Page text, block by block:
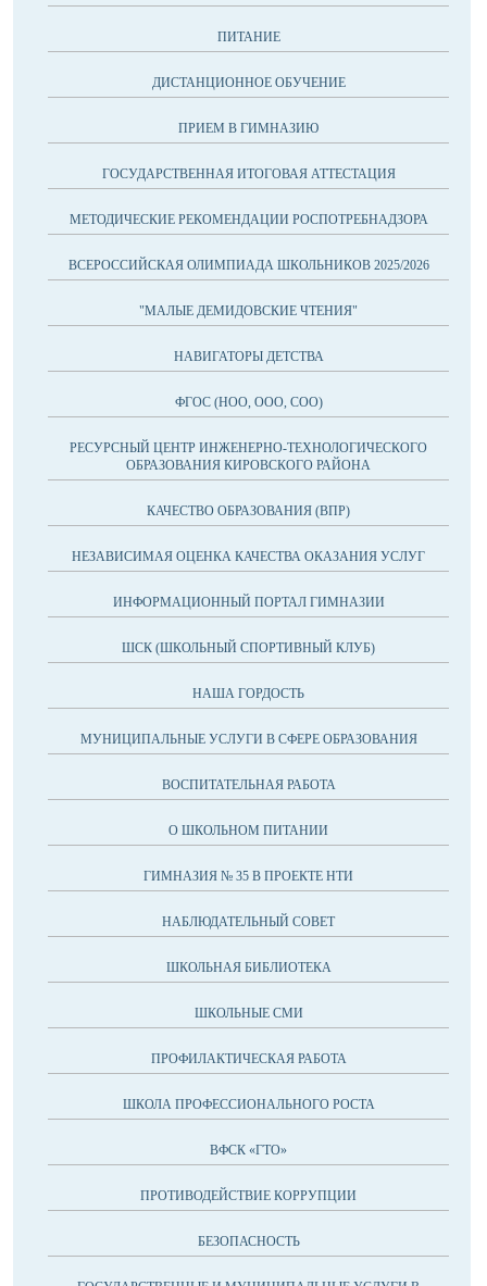
ПИТАНИЕ
ДИСТАНЦИОННОЕ ОБУЧЕНИЕ
ПРИЕМ В ГИМНАЗИЮ
ГОСУДАРСТВЕННАЯ ИТОГОВАЯ АТТЕСТАЦИЯ
МЕТОДИЧЕСКИЕ РЕКОМЕНДАЦИИ РОСПОТРЕБНАДЗОРА
ВСЕРОССИЙСКАЯ ОЛИМПИАДА ШКОЛЬНИКОВ 2025/2026
"МАЛЫЕ ДЕМИДОВСКИЕ ЧТЕНИЯ"
НАВИГАТОРЫ ДЕТСТВА
ФГОС (НОО, ООО, СОО)
РЕСУРСНЫЙ ЦЕНТР ИНЖЕНЕРНО-ТЕХНОЛОГИЧЕСКОГО
ОБРАЗОВАНИЯ КИРОВСКОГО РАЙОНА
КАЧЕСТВО ОБРАЗОВАНИЯ (ВПР)
НЕЗАВИСИМАЯ ОЦЕНКА КАЧЕСТВА ОКАЗАНИЯ УСЛУГ
ИНФОРМАЦИОННЫЙ ПОРТАЛ ГИМНАЗИИ
ШСК (ШКОЛЬНЫЙ СПОРТИВНЫЙ КЛУБ)
НАША ГОРДОСТЬ
МУНИЦИПАЛЬНЫЕ УСЛУГИ В СФЕРЕ ОБРАЗОВАНИЯ
ВОСПИТАТЕЛЬНАЯ РАБОТА
О ШКОЛЬНОМ ПИТАНИИ
ГИМНАЗИЯ № 35 В ПРОЕКТЕ НТИ
НАБЛЮДАТЕЛЬНЫЙ СОВЕТ
ШКОЛЬНАЯ БИБЛИОТЕКА
ШКОЛЬНЫЕ СМИ
ПРОФИЛАКТИЧЕСКАЯ РАБОТА
ШКОЛА ПРОФЕССИОНАЛЬНОГО РОСТА
ВФСК «ГТО»
ПРОТИВОДЕЙСТВИЕ КОРРУПЦИИ
БЕЗОПАСНОСТЬ